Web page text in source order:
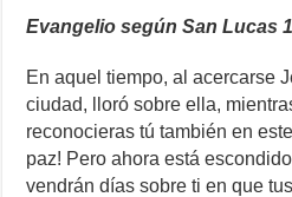
Evangelio según San Lucas
En aquel tiempo, al acercarse
ciudad, lloró sobre ella,
reconocieras tú también en
paz! Pero ahora está
vendrán días sobre ti en que